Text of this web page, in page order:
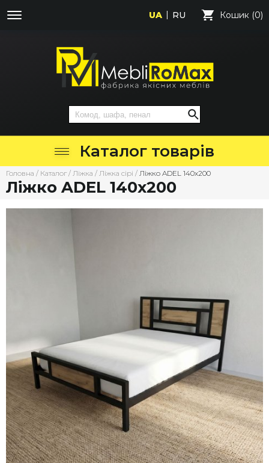
UA RU Кошик (0)
Каталог товарів
Головна / Каталог / Ліжка / Ліжка сірі / Ліжко ADEL 140х200
Ліжко ADEL 140х200